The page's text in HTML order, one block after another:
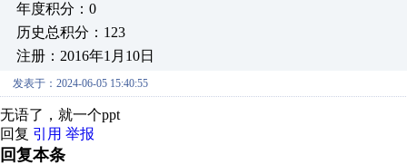
年度积分：0
历史总积分：123
注册：2016年1月10日
发表于：2024-06-05 15:40:55
无语了，就一个ppt
回复 引用 举报
回复本条